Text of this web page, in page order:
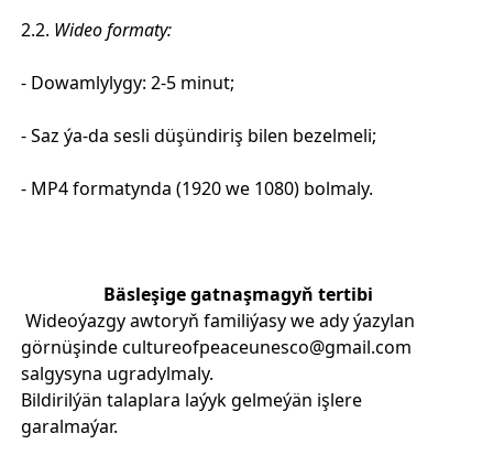
2.2. Wideo formaty:
- Dowamlylygy: 2-5 minut;
- Saz ýa-da sesli düşündiriş bilen bezelmeli;
- MP4 formatynda (1920 we 1080) bolmaly.
Bäsleşige gatnaşmagyň tertibi
Wideoýazgy awtoryň familiýasy we ady ýazylan
görnüşinde cultureofpeaceunesco@gmail.com
salgysyna ugradylmaly.
Bildirilýän talaplara laýyk gelmeýän işlere
garalmaýar.